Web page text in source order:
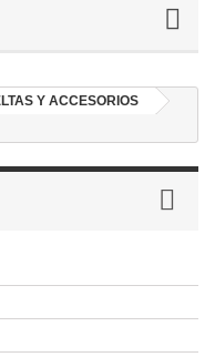
Y ACCESORIOS